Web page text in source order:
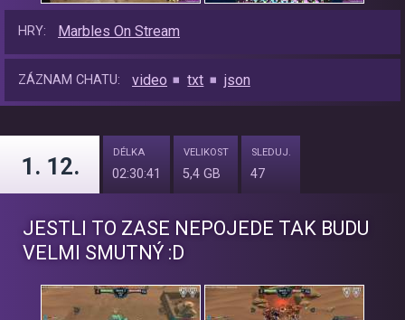
HRY: Marbles On Stream
ZÁZNAM CHATU: video txt json
1. 12.
DÉLKA
02:30:41
VELIKOST
5,4 GB
SLEDUJ.
47
JESTLI TO ZASE NEPOJEDE TAK BUDU
VELMI SMUTNÝ :D